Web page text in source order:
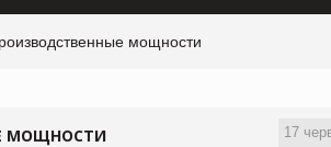
мощности
17
МОЩНОСТИ